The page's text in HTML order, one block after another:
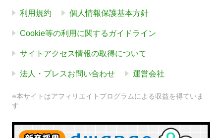
利用規約 個人情報保護基本方針
Cookie等の利用に関するガイドライン
サイトアクセス情報の取得について
法人・プレスお問い合わせ 運営会社
※本サイトはアフィリエイトプログラムによる収益を得ていま
す